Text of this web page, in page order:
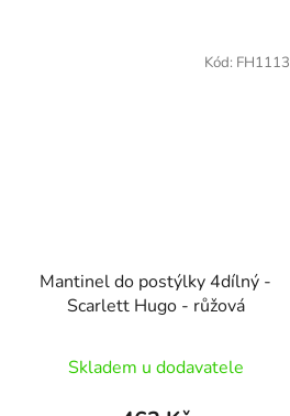
Mantinel do postýlky 4dílný -
Scarlett Hugo - růžová
Skladem u dodavatele
Kód: FH1113